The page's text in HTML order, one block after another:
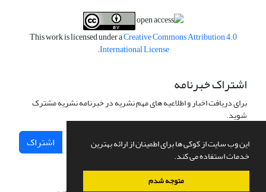
این وب سایت از کوکی ها برای اطمینان از ارائه بهترین
خدمات استفاده می کند.
متوجه شدم
This work is licensed under aCreative Commons Attribution 4.0
International License
.
اشتراک خبرنامه
برای دریافت اخبار و اطلاعیه های مهم نشریه در خبرنامه نشریه مشترک
شوید.
اشتراک